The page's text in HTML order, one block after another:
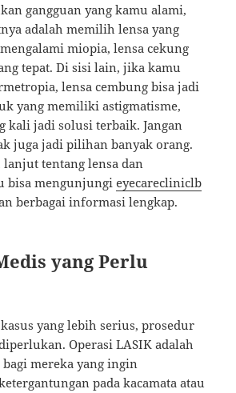
gangguan yang kamu alami,
adalah memilih lensa yang
miopia, lensa cekung
tepat. Di sisi lain, jika kamu
lensa cembung bisa jadi
yang memiliki astigmatisme,
kali jadi solusi terbaik. Jangan
juga jadi pilihan banyak orang.
tentang lensa dan
bisa mengunjungieyecarecliniclb
berbagai informasi lengkap.
yang Perlu
yang lebih serius, prosedur
Operasi LASIK adalah
mereka yang ingin
pada kacamata atau